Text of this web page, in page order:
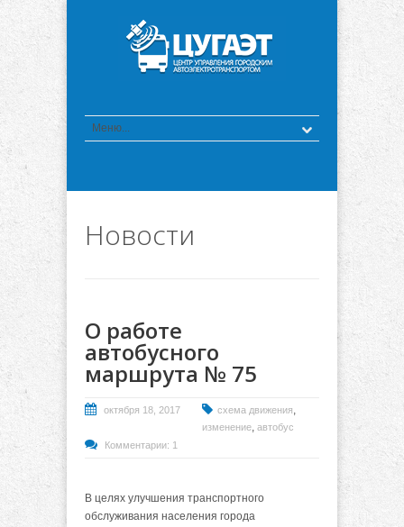
Новости
О работе
автобусного
маршрута № 75
октября 18, 2017 схема движения,
изменение, автобус
Комментарии: 1
В целях улучшения транспортного
обслуживания населения города